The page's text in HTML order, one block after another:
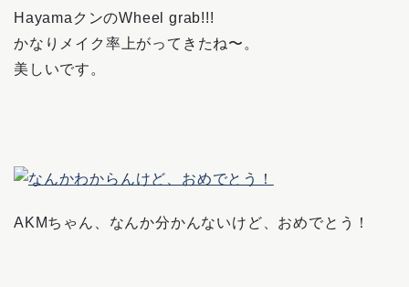
HayamaクンのWheel grab!!!
かなりメイク率上がってきたね〜。
美しいです。
AKMちゃん、なんか分かんないけど、おめでとう！